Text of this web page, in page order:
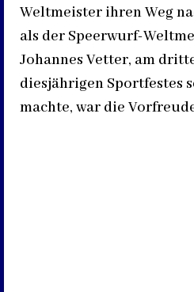
Weltmeister ihren Weg
als der Speerwurf-
Johannes Vetter, am
diesjährigen Sportfestes
machte, war die